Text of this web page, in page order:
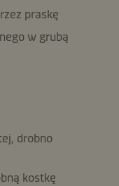
praskę
w grubą
drobno
kostkę